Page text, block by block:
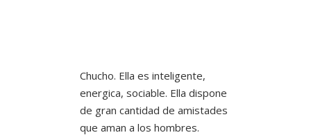
Chucho. Ella es inteligente,
energica, sociable. Ella dispone
de gran cantidad de amistades
que aman a los hombres.